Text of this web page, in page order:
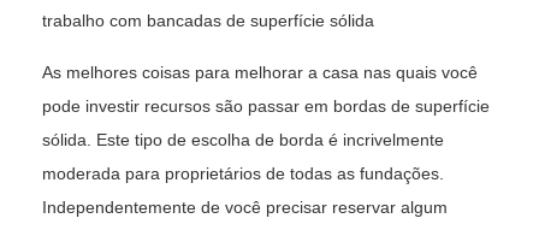
trabalho com bancadas de superfície sólida
As melhores coisas para melhorar a casa nas quais você
pode investir recursos são passar em bordas de superfície
sólida. Este tipo de escolha de borda é incrivelmente
moderada para proprietários de todas as fundações.
Independentemente de você precisar reservar algum